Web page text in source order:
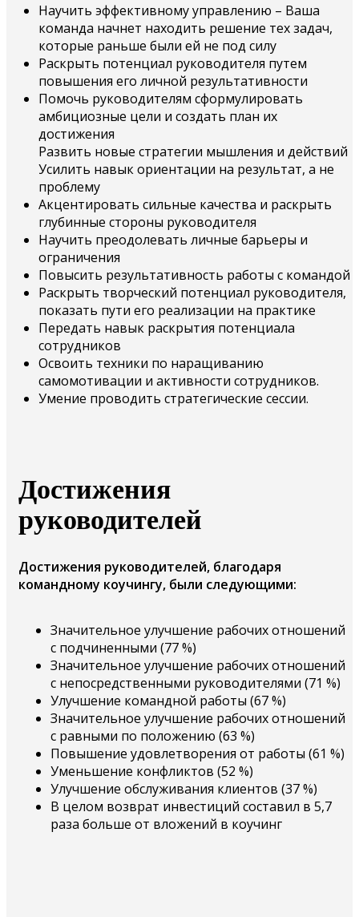
Научить эффективному управлению – Ваша
команда начнет находить решение тех задач,
которые раньше были ей не под силу
Раскрыть потенциал руководителя путем
повышения его личной результативности
Помочь руководителям сформулировать
амбициозные цели и создать план их
достижения
Развить новые стратегии мышления и действий
Усилить навык ориентации на результат, а не
проблему
Акцентировать сильные качества и раскрыть
глубинные стороны руководителя
Научить преодолевать личные барьеры и
ограничения
Повысить результативность работы с командой
Раскрыть творческий потенциал руководителя,
показать пути его реализации на практике
Передать навык раскрытия потенциала
сотрудников
Освоить техники по наращиванию
самомотивации и активности сотрудников.
Умение проводить стратегические сессии.
Достижения
руководителей
Достижения руководителей, благодаря
командному коучингу, были следующими:
Значительное улучшение рабочих отношений
с подчиненными (77 %)
Значительное улучшение рабочих отношений
с непосредственными руководителями (71 %)
Улучшение командной работы (67 %)
Значительное улучшение рабочих отношений
с равными по положению (63 %)
Повышение удовлетворения от работы (61 %)
Уменьшение конфликтов (52 %)
Улучшение обслуживания клиентов (37 %)
В целом возврат инвестиций составил в 5,7
раза больше от вложений в коучинг